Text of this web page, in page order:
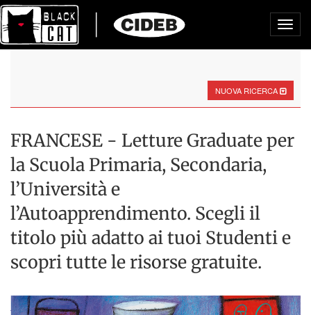
NUOVA RICERCA
FRANCESE - Letture Graduate per
la Scuola Primaria, Secondaria,
l’Università e
l’Autoapprendimento. Scegli il
titolo più adatto ai tuoi Studenti e
scopri tutte le risorse gratuite.